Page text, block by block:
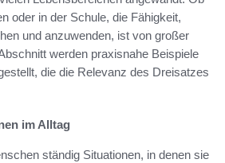
oder in der Schule, die Fähigkeit,
und anzuwenden, ist von großer
werden praxisnahe Beispiele
die die Relevanz des Dreisatzes
im Alltag
ständig Situationen, in denen sie